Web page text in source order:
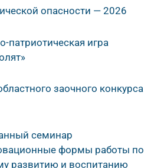
опасности — 2026
патриотическая игра
заочного конкурса
семинар
формы работы по
развитию и воспитанию